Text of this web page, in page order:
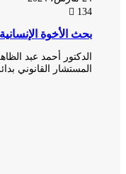
بحث الأخوة الإنسانية
الدكتور أحمد عبد الظاهر –
المستشار القانوني